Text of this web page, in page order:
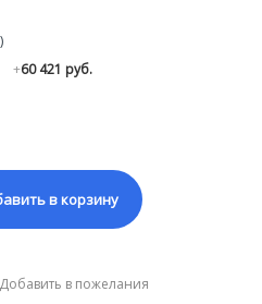
+60 421 руб.
в корзину
Добавить в пожелания